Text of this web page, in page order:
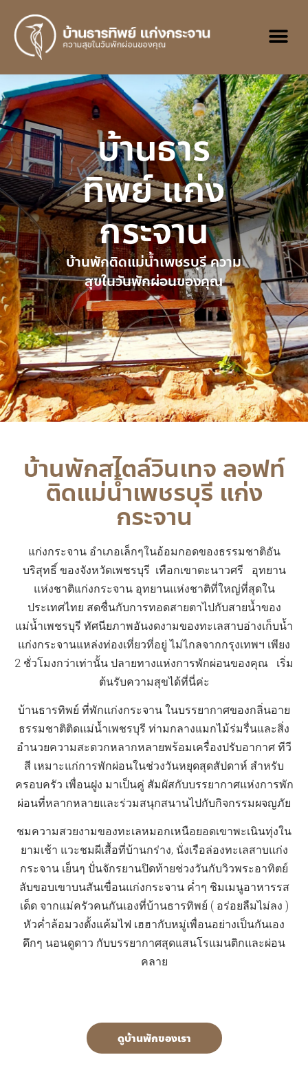
บ้านธาร
ทิพย์ แก่ง
กระจาน
บ้านพักติดแม่น้ำเพชรบุรี ความ
สุขในวันพักผ่อนของคุณ
บ้านพักสไตล์วินเทจ ลอฟท์
ติดแม่น้ำเพชรบุรี แก่ง
กระจาน
แก่งกระจาน อำเภอเล็กๆในอ้อมกอดของธรรมชาติอัน
บริสุทธิ์ ของจังหวัดเพชรบุรี เทือกเขาตะนาวศรี อุทยาน
แห่งชาติแก่งกระจาน อุทยานแห่งชาติที่ใหญ่ที่สุดใน
ประเทศไทย สดชื่นกับการทอดสายตาไปกับสายน้ำของ
แม่น้ำเพชรบุรี ทัศนียภาพอันงดงามของทะเลสาบอ่างเก็บน้ำ
แก่งกระจานแหล่งท่องเที่ยวที่อยู่ ไม่ไกลจากกรุงเทพฯ เพียง
2 ชั่วโมงกว่าเท่านั้น ปลายทางแห่งการพักผ่อนของคุณ เริ่ม
ต้นรับความสุขได้ที่นี่ค่ะ
บ้านธารทิพย์ ที่พักแก่งกระจาน ในบรรยากาศของกลิ่นอาย
ธรรมชาติติดแม่น้ำเพชรบุรี ท่ามกลางแมกไม้ร่มรื่นและสิ่ง
อำนวยความสะดวกหลากหลายพร้อมเครื่องปรับอากาศ ทีวี
สี เหมาะแก่การพักผ่อนในช่วงวันหยุดสุดสัปดาห์ สำหรับ
ครอบครัว เพื่อนฝูง มาเป็นคู่ สัมผัสกับบรรยากาศแห่งการพัก
ผ่อนที่หลากหลายและร่วมสนุกสนานไปกับกิจกรรมผจญภัย
ชมความสวยงามของทะเลหมอกเหนือยอดเขาพะเนินทุ่งใน
ยามเช้า แวะชมผีเสื้อที่บ้านกร่าง, นั่งเรือล่องทะเลสาบแก่ง
กระจาน เย็นๆ ปั่นจักรยานปิดท้ายช่วงวันกับวิวพระอาทิตย์
ลับขอบเขาบนสันเขื่อนแก่งกระจาน ค่ำๆ ชิมเมนูอาหารรส
เด็ด จากแม่ครัวคนกันเองที่บ้านธารทิพย์ ( อร่อยลืมไม่ลง )
หัวค่ำล้อมวงตั้งแค้มไฟ เฮฮากับหมู่เพื่อนอย่างเป็นกันเอง
ดึกๆ นอนดูดาว กับบรรยากาศสุดแสนโรแมนติกและผ่อน
คลาย
ดูบ้านพักของเรา